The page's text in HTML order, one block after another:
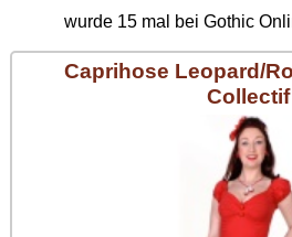
Angebote
Gratis
Kleidung/
alle Artikel
Girlblusen
wurde 15 mal bei Gothic
Caprihose Leopard/
Collectif